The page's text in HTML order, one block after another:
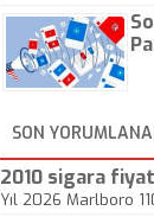
SON
2010 sigara
Yıl 2026 Marlboro